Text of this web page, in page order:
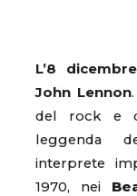
L’8
John Lennon
del rock e
leggenda
interprete
1970, nei